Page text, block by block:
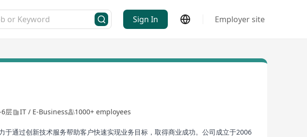
Sign In Employer site
层
IT / E-Business 1000+ employees
通过创新技术服务帮助客户快速实现业务目标，取得商业成功。公司成立于2006